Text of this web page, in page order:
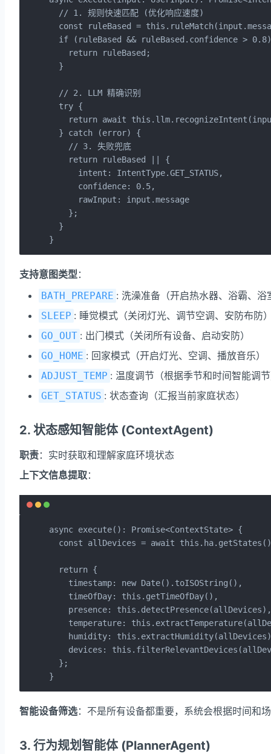
  // 1. 规则快速匹配 (优化响应速度)
const ruleBased =
if (ruleBased && ruleBased.confidence >
    return ruleBased;
  }
  // 2. LLM 精确识别
  try {
return await
  } catch (error) {
    // 3. 失败兜底
    return ruleBased || {
      intent: IntentType.GET_STATUS,
      confidence: 0.5,
      rawInput: input.message
    };
  }
}
支持意图类型：
BATH_PREPARE : 洗澡准备（开启热水器、浴霸、浴
SLEEP : 睡觉模式（关闭灯光、调节空调、安防布防）
GO_OUT : 出门模式（关闭所有设备、启动安防）
GO_HOME : 回家模式（开启灯光、空调、播放音乐）
ADJUST_TEMP : 温度调节（根据季节和时间智能调节
GET_STATUS : 状态查询（汇报当前家庭状态）
2. 状态感知智能体 (ContextAgent)
职责：实时获取和理解家庭环境状态
上下文信息提取：
async execute(): Promise<ContextState> {
const allDevices = await
  return {
    timestamp: new Date().toISOString(),
timeOfDay: this.getTimeOfDay(),
presence: this.detectPresence(allDevices),
temperature:
humidity:
devices:
  };
}
智能设备筛选：不是所有设备都重要，系统会根据时间和
3. 行为规划智能体 (PlannerAgent)